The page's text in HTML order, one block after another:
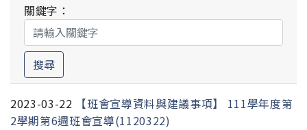
關鍵字：
搜尋
2023-03-22
【班會宣導資料與建議事項】 111學年度第
2學期第6週班會宣導(1120322)